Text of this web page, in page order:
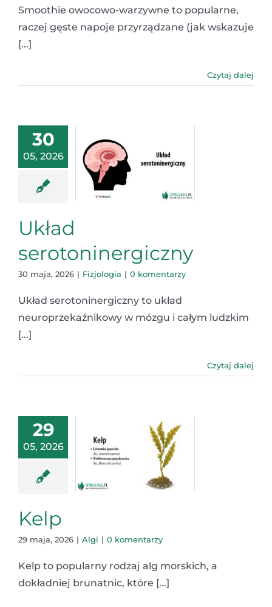
Smoothie owocowo-warzywne to popularne,
raczej gęste napoje przyrządzane (jak wskazuje
[...]
Czytaj dalej
30
05, 2026
Układ
serotoninergiczny
30 maja, 2026 | Fizjologia | 0 komentarzy
Układ serotoninergiczny to układ
neuroprzekaźnikowy w mózgu i całym ludzkim
[...]
Czytaj dalej
29
05, 2026
Kelp
29 maja, 2026 | Algi | 0 komentarzy
Kelp to popularny rodzaj alg morskich, a
dokładniej brunatnic, które [...]